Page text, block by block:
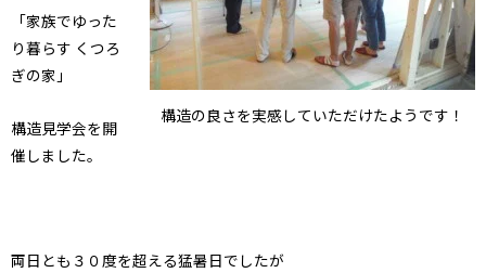
構造の良さを実感していただけたようです！
「家族でゆった
り暮らす くつろ
ぎの家」
構造見学会を開
催しました。
両日とも３０度を超える猛暑日でしたが